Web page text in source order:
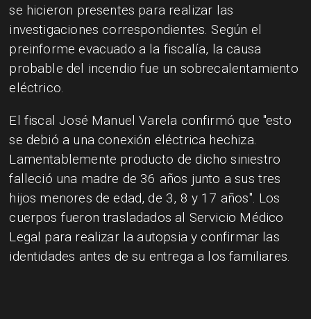
se hicieron presentes para realizar las
investigaciones correspondientes. Según el
preinforme evacuado a la fiscalía, la causa
probable del incendio fue un sobrecalentamiento
eléctrico.
El fiscal José Manuel Varela confirmó que "esto
se debió a una conexión eléctrica hechiza.
Lamentablemente producto de dicho siniestro
falleció una madre de 36 años junto a sus tres
hijos menores de edad, de 3, 8 y 17 años". Los
cuerpos fueron trasladados al Servicio Médico
Legal para realizar la autopsia y confirmar las
identidades antes de su entrega a los familiares.